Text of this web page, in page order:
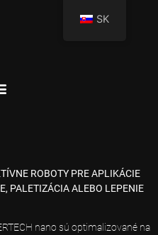
ROBOTY PRE APLIKÁCIE
PALETIZÁCIA ALEBO LEPENIE
nano sú optimalizované na
SK